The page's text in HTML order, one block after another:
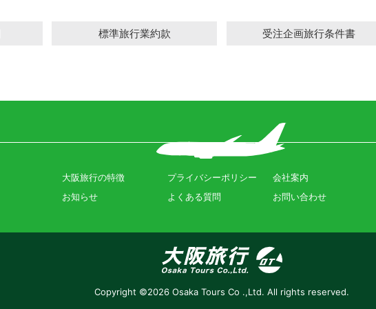
標準旅行業約款 受注企画旅行条件書
大阪旅行の特徴 プライバシーポリシー
会社案内
お知らせ
よくある質問 お問い合わせ
Copyright ©2026 Osaka Tours Co .,Ltd. All rights reserved.